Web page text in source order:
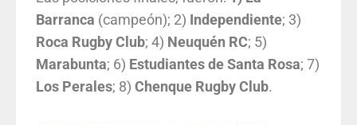
Barranca (campeón); 2) Independiente; 3)
Roca RugbyClub; 4) Neuquén RC; 5)
Marabunta; 6) Estudiantes de Santa Rosa; 7)
Los Perales; 8) Chenque RugbyClub.